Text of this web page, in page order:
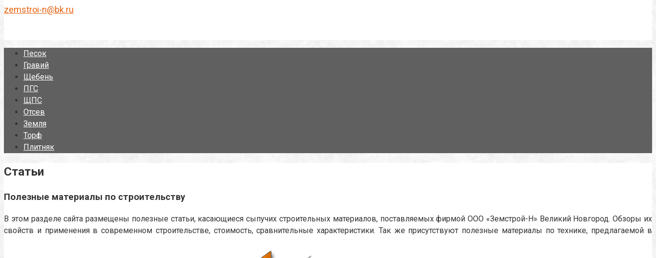
zemstroi-n@bk.ru
Песок
Гравий
Щебень
ПГС
ЩПС
Отсев
Земля
Торф
Плитняк
Статьи
Полезные материалы по строительству
В этом разделе сайта размещены полезные статьи, касающиеся сыпучих строительных материалов, поставляемых фирмой ООО «Земстрой-Н» Великий Новгород. Обзоры их
свойств и применения в современном строительстве, стоимость, сравнительные характеристики. Так же присутствуют полезные материалы по технике, предлагаемой в